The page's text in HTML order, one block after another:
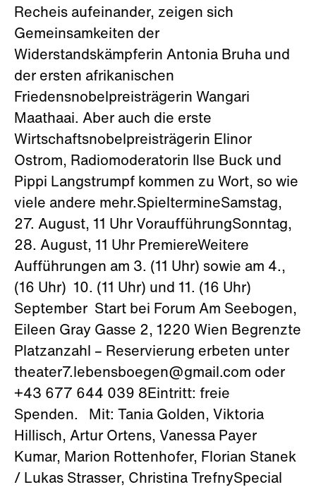
Recheis aufeinander, zeigen sich
Gemeinsamkeiten der
Widerstandskämpferin Antonia Bruha und
der ersten afrikanischen
Friedensnobelpreisträgerin Wangari
Maathaai. Aber auch die erste
Wirtschaftsnobelpreisträgerin Elinor
Ostrom, Radiomoderatorin Ilse Buck und
Pippi Langstrumpf kommen zu Wort, so wie
viele andere mehr.SpieltermineSamstag,
27. August, 11 Uhr VoraufführungSonntag,
28. August, 11 Uhr PremiereWeitere
Aufführungen am 3. (11 Uhr) sowie am 4.,
(16 Uhr) 10. (11 Uhr) und 11. (16 Uhr)
September Start bei Forum Am Seebogen,
Eileen Gray Gasse 2, 1220 Wien Begrenzte
Platzanzahl – Reservierung erbeten unter
theater7.lebensboegen@gmail.com oder
+43 677 644 039 8Eintritt: freie
Spenden. Mit: Tania Golden, Viktoria
Hillisch, Artur Ortens, Vanessa Payer
Kumar, Marion Rottenhofer, Florian Stanek
/ Lukas Strasser, Christina TrefnySpecial